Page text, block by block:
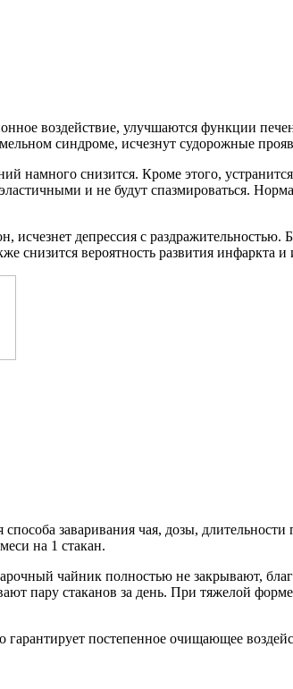
воздействие, улучшаются функции
синдроме, исчезнут судорожные
намного снизится. Кроме этого,
и не будут спазмироваться.
депрессия с раздражительностью.
снизится вероятность развития инфаркта
заваривания чая, дозы,
на 1 стакан.
чайник полностью не закрывают,
пару стаканов за день. При тяжелой форме
постепенное очищающее